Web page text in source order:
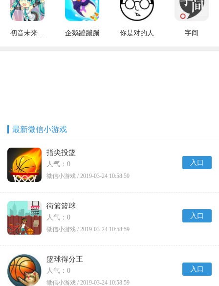
企鹅蹦蹦蹦 你是对的人 字间
最新微信小游戏
指尖投篮
人气：0
微信小游戏 / 2019-03-24 10:58:59
入口
街篮篮球
人气：0
微信小游戏 / 2019-03-24 10:58:59
入口
篮球得分王
人气：0
微信小游戏 / 2019-03-24 10:58:59
入口